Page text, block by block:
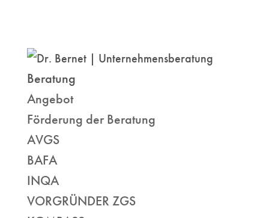
Beratung
Angebot
Förderung der Beratung
AVGS
BAFA
INQA
VORGRÜNDER ZGS